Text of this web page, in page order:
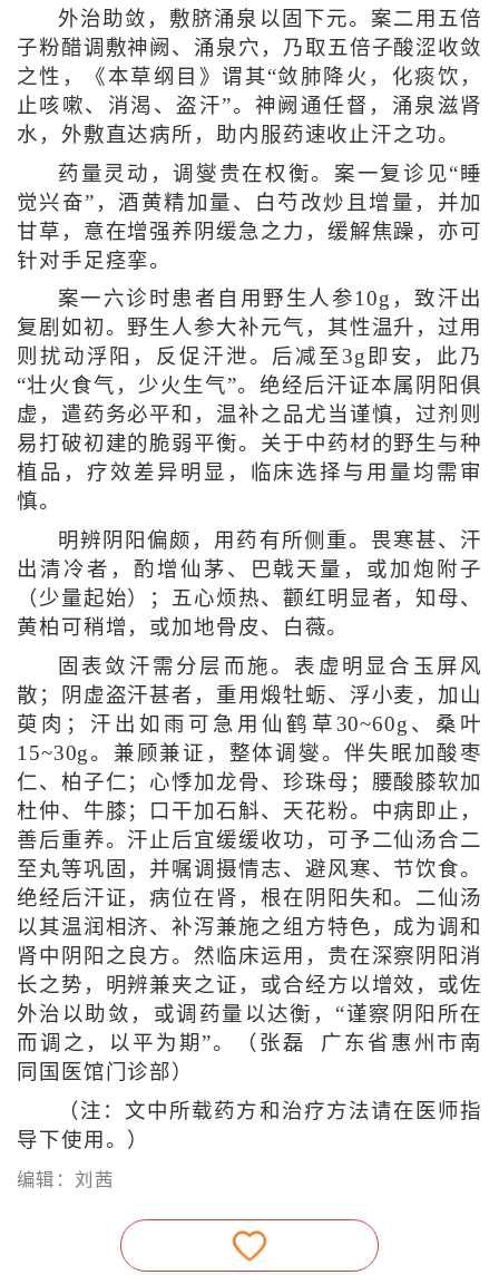
外治助敛，敷脐涌泉以固下元。案二用五倍
子粉醋调敷神阙、涌泉穴，乃取五倍子酸涩收敛
之性，《本草纲目》谓其“敛肺降火，化痰饮，
止咳嗽、消渴、盗汗”。神阙通任督，涌泉滋肾
水，外敷直达病所，助内服药速收止汗之功。
药量灵动，调燮贵在权衡。案一复诊见“睡
觉兴奋”，酒黄精加量、白芍改炒且增量，并加
甘草，意在增强养阴缓急之力，缓解焦躁，亦可
针对手足痉挛。
案一六诊时患者自用野生人参10g，致汗出
复剧如初。野生人参大补元气，其性温升，过用
则扰动浮阳，反促汗泄。后减至3g即安，此乃
“壮火食气，少火生气”。绝经后汗证本属阴阳俱
虚，遣药务必平和，温补之品尤当谨慎，过剂则
易打破初建的脆弱平衡。关于中药材的野生与种
植品，疗效差异明显，临床选择与用量均需审
慎。
明辨阴阳偏颇，用药有所侧重。畏寒甚、汗
出清冷者，酌增仙茅、巴戟天量，或加炮附子
（少量起始）；五心烦热、颧红明显者，知母、
黄柏可稍增，或加地骨皮、白薇。
固表敛汗需分层而施。表虚明显合玉屏风
散；阴虚盗汗甚者，重用煅牡蛎、浮小麦，加山
萸肉；汗出如雨可急用仙鹤草30~60g、桑叶
15~30g。兼顾兼证，整体调燮。伴失眠加酸枣
仁、柏子仁；心悸加龙骨、珍珠母；腰酸膝软加
杜仲、牛膝；口干加石斛、天花粉。中病即止，
善后重养。汗止后宜缓缓收功，可予二仙汤合二
至丸等巩固，并嘱调摄情志、避风寒、节饮食。
绝经后汗证，病位在肾，根在阴阳失和。二仙汤
以其温润相济、补泻兼施之组方特色，成为调和
肾中阴阳之良方。然临床运用，贵在深察阴阳消
长之势，明辨兼夹之证，或合经方以增效，或佐
外治以助敛，或调药量以达衡，“谨察阴阳所在
而调之，以平为期”。（张磊 广东省惠州市南
同国医馆门诊部）
（注：文中所载药方和治疗方法请在医师指
导下使用。）
编辑：刘茜